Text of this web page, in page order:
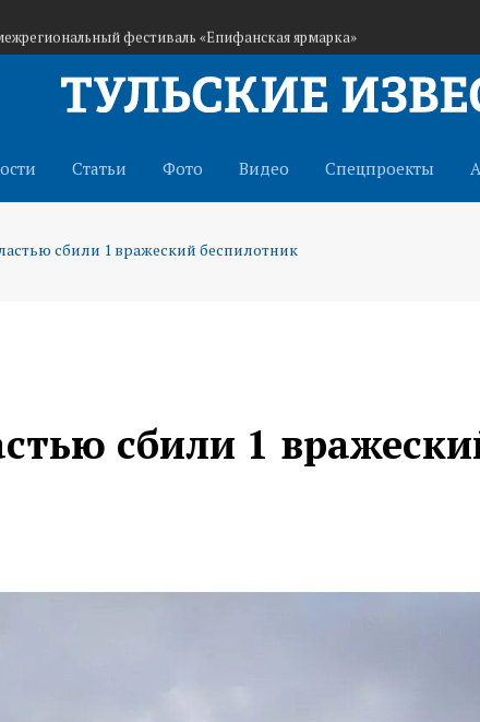
фестиваль «Епифанская ярмарка»
календарь — 9 августа
Статьи Фото Видео Спецпроекты
сбили 1 вражеский беспилотник
сбили 1